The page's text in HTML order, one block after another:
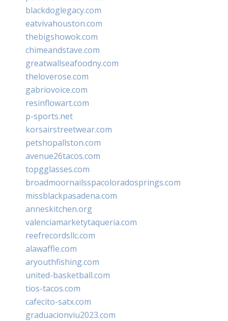
blackdoglegacy.com
eatvivahouston.com
thebigshowok.com
chimeandstave.com
greatwallseafoodny.com
theloverose.com
gabriovoice.com
resinflowart.com
p-sports.net
korsairstreetwear.com
petshopallston.com
avenue26tacos.com
topgglasses.com
broadmoornailsspacoloradosprings.com
missblackpasadena.com
anneskitchen.org
valenciamarketytaqueria.com
reefrecordsllc.com
alawaffle.com
aryouthfishing.com
united-basketball.com
tios-tacos.com
cafecito-satx.com
graduacionviu2023.com